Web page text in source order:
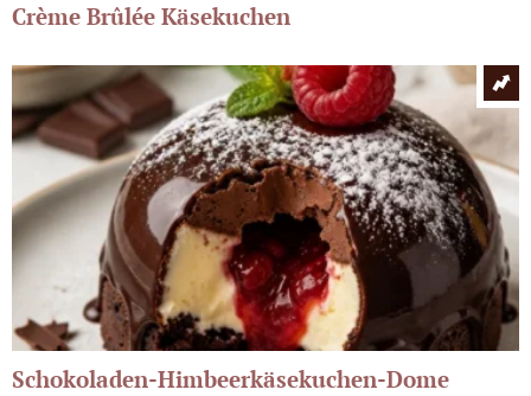
Crème Brûlée Käsekuchen
Schokoladen-Himbeerkäsekuchen-Dome